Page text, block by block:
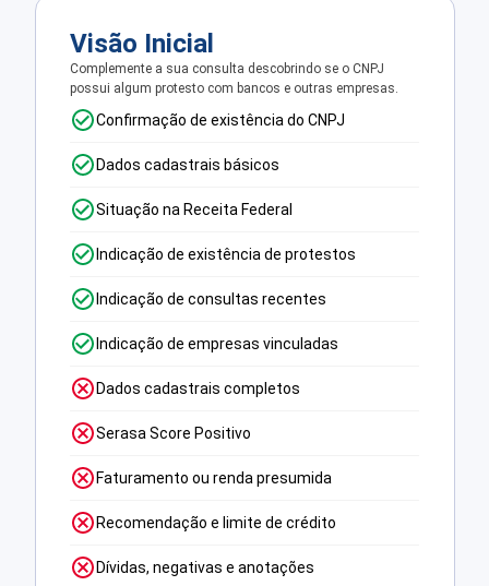
Visão Inicial
Complemente a sua consulta descobrindo se o CNPJ
possui algum protesto com bancos e outras empresas.
Confirmação de existência do CNPJ
Dados cadastrais básicos
Situação na Receita Federal
Indicação de existência de protestos
Indicação de consultas recentes
Indicação de empresas vinculadas
Dados cadastrais completos
Serasa Score Positivo
Faturamento ou renda presumida
Recomendação e limite de crédito
Dívidas, negativas e anotações